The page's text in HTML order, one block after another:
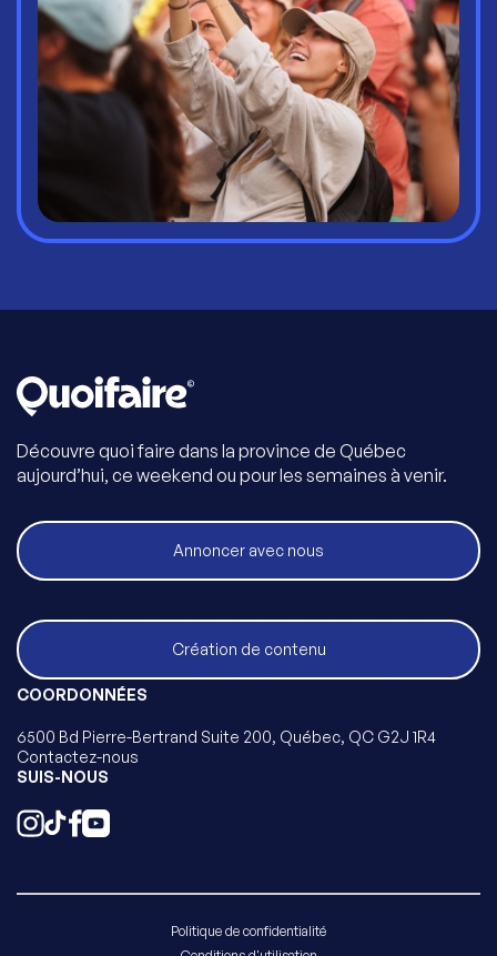
Découvre quoi faire dans la province de Québec
aujourd’hui, ce weekend ou pour les semaines à venir.
Annoncer avec nous
Création de contenu
COORDONNÉES
6500 Bd Pierre-Bertrand Suite 200, Québec, QC G2J 1R4
Contactez-nous
SUIS-NOUS
Politique de confidentialité